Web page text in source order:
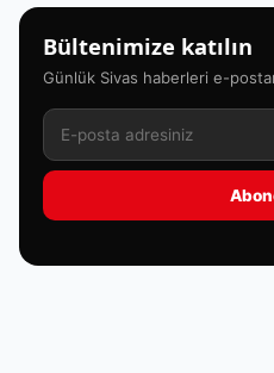
Bültenimize katılın
Günlük Sivas haberleri e-